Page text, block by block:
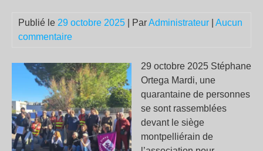
Publié le 29 octobre 2025 | ParAdministrateur
Aucun
commentaire
29 octobre 2025 Stéphane
Ortega Mardi, une
quarantaine de personnes
se sont rassemblées
devant le siège
montpelliérain de